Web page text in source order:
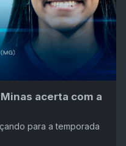
acerta com a
para a temporada